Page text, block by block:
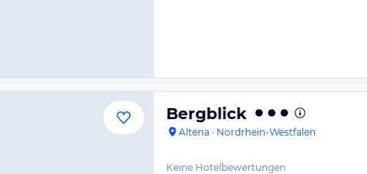
Bergblick
Altena · Nordrhein-Westfalen
Keine Hotelbewertungen